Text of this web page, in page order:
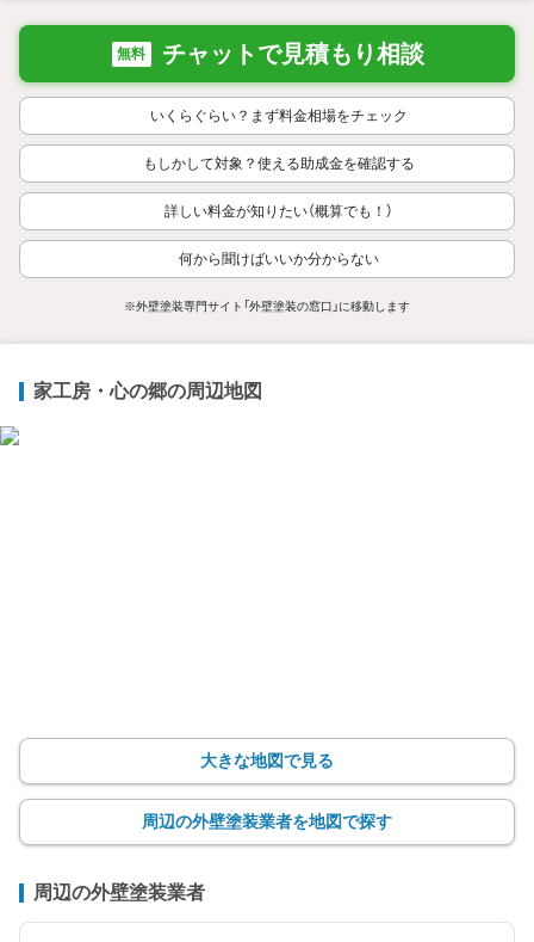
無料 チャットで見積もり相談
いくらぐらい？まず料金相場をチェック
もしかして対象？使える助成金を確認する
詳しい料金が知りたい（概算でも！）
何から聞けばいいか分からない
※外壁塗装専門サイト「外壁塗装の窓口」に移動します
家工房・心の郷の周辺地図
大きな地図で見る
周辺の外壁塗装業者を地図で探す
周辺の外壁塗装業者